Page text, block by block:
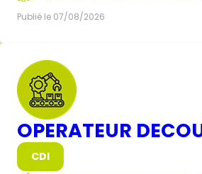
Publié le 07/08/2026
OPERATEUR
CDI